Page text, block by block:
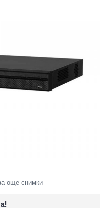
още снимки